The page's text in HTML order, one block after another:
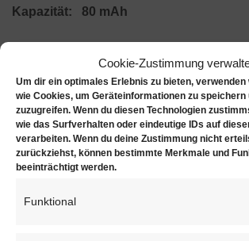
Cookie-Zustimmung
Um dir ein optimales Erlebnis zu bieten, verwenden
wie Cookies, um Geräteinformationen zu speichern
zuzugreifen. Wenn du diesen Technologien
wie das Surfverhalten oder eindeutige IDs auf
verarbeiten. Wenn du deine Zustimmung nicht
zurückziehst, können bestimmte Merkmale und
beeinträchtigt werden.
Funktional
Kapazität: 80 mAh
Batterien dürfen nicht mit Hausmüll
Verbraucher sind gesetzlich
gebrauchten Batterien bei öffentlichen
zu entsorgen. Sie können die von uns
Batterien (frankiert) auch an uns
(durchgestrichene Mülltonne und